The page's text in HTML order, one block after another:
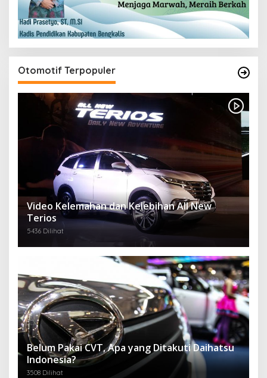
Otomotif Terpopuler
Video Kelemahan dan Kelebihan All New
Terios
5436 Dilihat
Belum Pakai CVT, Apa yang Ditakuti Daihatsu
Indonesia?
3508 Dilihat